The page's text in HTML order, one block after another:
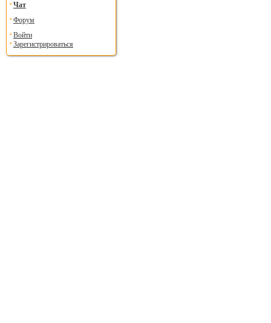
Чат
Форум
Войти
Зарегистрироваться